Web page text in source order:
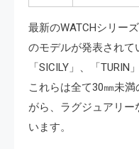
最新のWATCHシリー
のモデルが発表されて
「SICILY」、「TURIN
これらは全て30㎜未
がら、ラグジュアリ
います。